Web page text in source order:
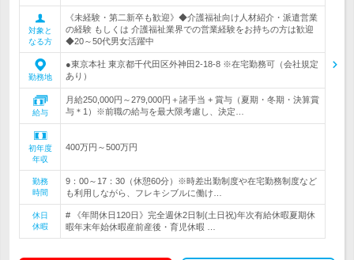
対象と
なる方
《未経験・第二新卒も歓迎》◆介護福祉向け人材紹介・派遣営業
の経験 もしくは 介護福祉業界での営業経験をお持ちの方は歓迎
◆20～50代男女活躍中
勤務地
●東京本社 東京都千代田区外神田2-18-8 ※在宅勤務可（会社規定
あり）
給与
月給250,000円～279,000円＋諸手当 + 賞与（夏期・冬期・決算賞
与＊1）※前職の給与を最大限考慮し、決定…
初年度
年収
400万円～500万円
勤務
時間
9：00～17：30（休憩60分）※時差出勤制度や在宅勤務制度など
も利用しながら、フレキシブルに働け…
休日
休暇
# 《年間休日120日》完全週休2日制(土日祝)年次有給休暇夏期休
暇年末年始休暇産前産後・育児休暇 …